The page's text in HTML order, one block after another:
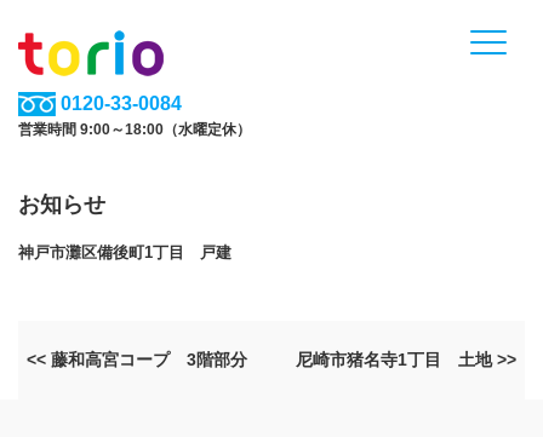
0120-33-0084
営業時間 9:00～18:00（水曜定休）
お知らせ
神戸市灘区備後町1丁目 戸建
<< 藤和高宮コープ 3階部分 尼崎市猪名寺1丁目 土地 >>